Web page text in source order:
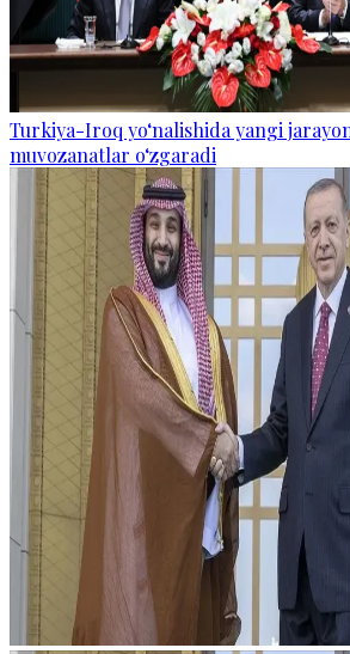
Turkiya-Iroq yo‘nalishida yangi
muvozanatlar o‘zgaradi